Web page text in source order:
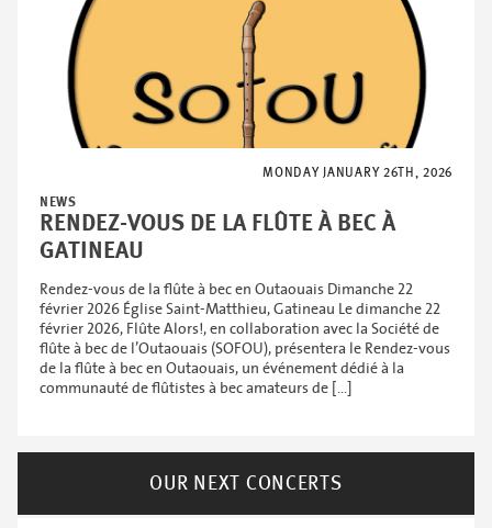
MONDAY JANUARY 26TH, 2026
NEWS
RENDEZ-VOUS DE LA FLÛTE À BEC À
GATINEAU
Rendez-vous de la flûte à bec en Outaouais Dimanche 22
février 2026 Église Saint-Matthieu, Gatineau Le dimanche 22
février 2026, Flûte Alors!, en collaboration avec la Société de
flûte à bec de l’Outaouais (SOFOU), présentera le Rendez-vous
de la flûte à bec en Outaouais, un événement dédié à la
communauté de flûtistes à bec amateurs de […]
OUR NEXT CONCERTS